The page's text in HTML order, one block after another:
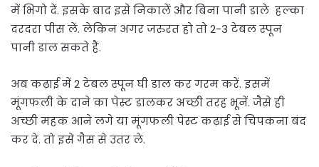
में भिगो दें. इसके बाद इसे निकालें और बिना पानी डाले हल्का
दरदरा पीस लें. लेकिन अगर जरुरत हो तो 2-3 टेबल स्पून
पानी डाल सकते हैं.
अब कढ़ाई में 2 टेबल स्पून घी डाल कर गरम करें. इसमें
मूंगफली के दाने का पेस्ट डालकर अच्छी तरह भूनें. जैसे ही
अच्छी महक आने लगे या मूंगफली पेस्ट कढ़ाई से चिपकना बंद
कर दे. तो इसे गैस से उतर ले.